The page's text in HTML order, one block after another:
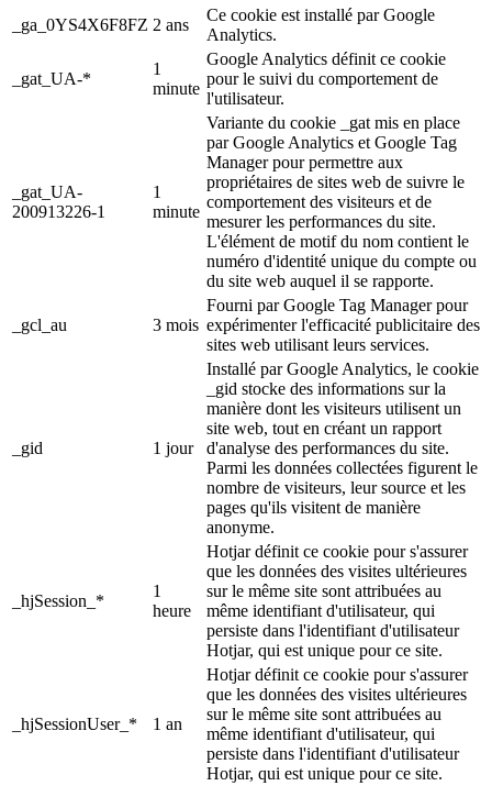
_ga_0YS4X6F8FZ 2 ans
Ce cookie est installé par Google
Analytics.
_gat_UA-*
1
minute
Google Analytics définit ce cookie
pour le suivi du comportement de
l'utilisateur.
_gat_UA-
200913226-1
1
minute
Variante du cookie _gat mis en place
par Google Analytics et Google Tag
Manager pour permettre aux
propriétaires de sites web de suivre le
comportement des visiteurs et de
mesurer les performances du site.
L'élément de motif du nom contient le
numéro d'identité unique du compte ou
du site web auquel il se rapporte.
_gcl_au 3 mois
Fourni par Google Tag Manager pour
expérimenter l'efficacité publicitaire des
sites web utilisant leurs services.
_gid 1 jour
Installé par Google Analytics, le cookie
_gid stocke des informations sur la
manière dont les visiteurs utilisent un
site web, tout en créant un rapport
d'analyse des performances du site.
Parmi les données collectées figurent le
nombre de visiteurs, leur source et les
pages qu'ils visitent de manière
anonyme.
_hjSession_*
1
heure
Hotjar définit ce cookie pour s'assurer
que les données des visites ultérieures
sur le même site sont attribuées au
même identifiant d'utilisateur, qui
persiste dans l'identifiant d'utilisateur
Hotjar, qui est unique pour ce site.
_hjSessionUser_* 1 an
Hotjar définit ce cookie pour s'assurer
que les données des visites ultérieures
sur le même site sont attribuées au
même identifiant d'utilisateur, qui
persiste dans l'identifiant d'utilisateur
Hotjar, qui est unique pour ce site.